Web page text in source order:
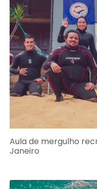
Aula de mergulho
Janeiro